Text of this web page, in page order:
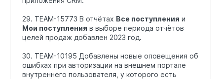
29. TEAM-15773 В отчётах Все поступления и
Мои поступления в выборе периода отчётов
целей продаж добавлен 2023 год.
30. TEAM-10195 Добавлены новые оповещения об
ошибках при авторизации на внешнем портале
внутреннего пользователя, у которого есть